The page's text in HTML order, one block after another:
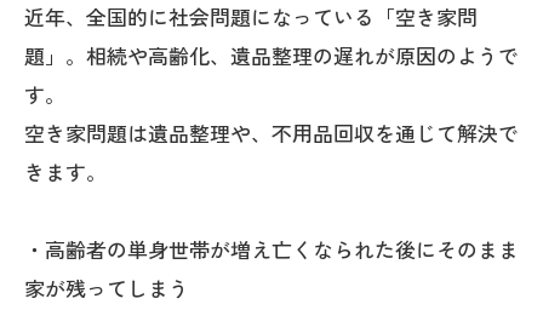
近年、全国的に社会問題になっている「空き家問
題」。相続や高齢化、遺品整理の遅れが原因のようで
す。
空き家問題は遺品整理や、不用品回収を通じて解決で
きます。
・高齢者の単身世帯が増え亡くなられた後にそのまま
家が残ってしまう